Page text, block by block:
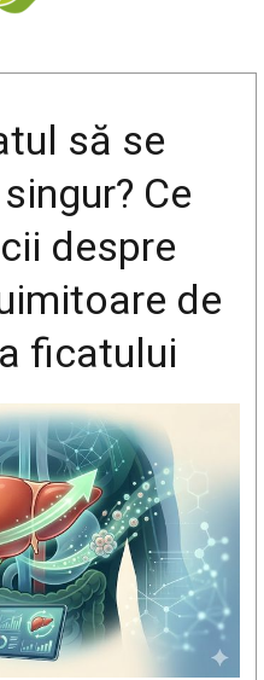
să se
Ce
despre
de
ficatului